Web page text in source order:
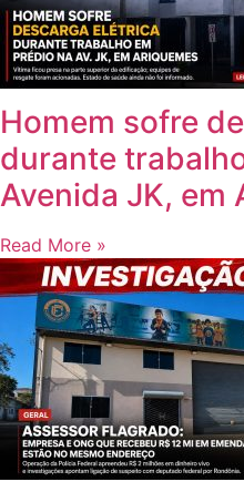
Homem sofre
durante
Avenida JK, em
Read More »